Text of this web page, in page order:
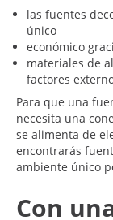
las fuentes
único
económico
materiales de
factores
Para que una
necesita una
se alimenta de
encontrarás
ambiente único
Con